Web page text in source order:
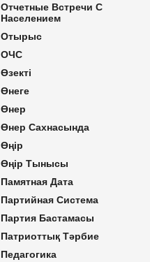
Отчетные Встречи С
Населением
Отырыс
ОЧС
Өзекті
Өнеге
Өнер
Өнер Сахнасында
Өңір
Өңір Тынысы
Памятная Дата
Партийная Система
Партия Бастамасы
Патриоттық Тәрбие
Педагогика